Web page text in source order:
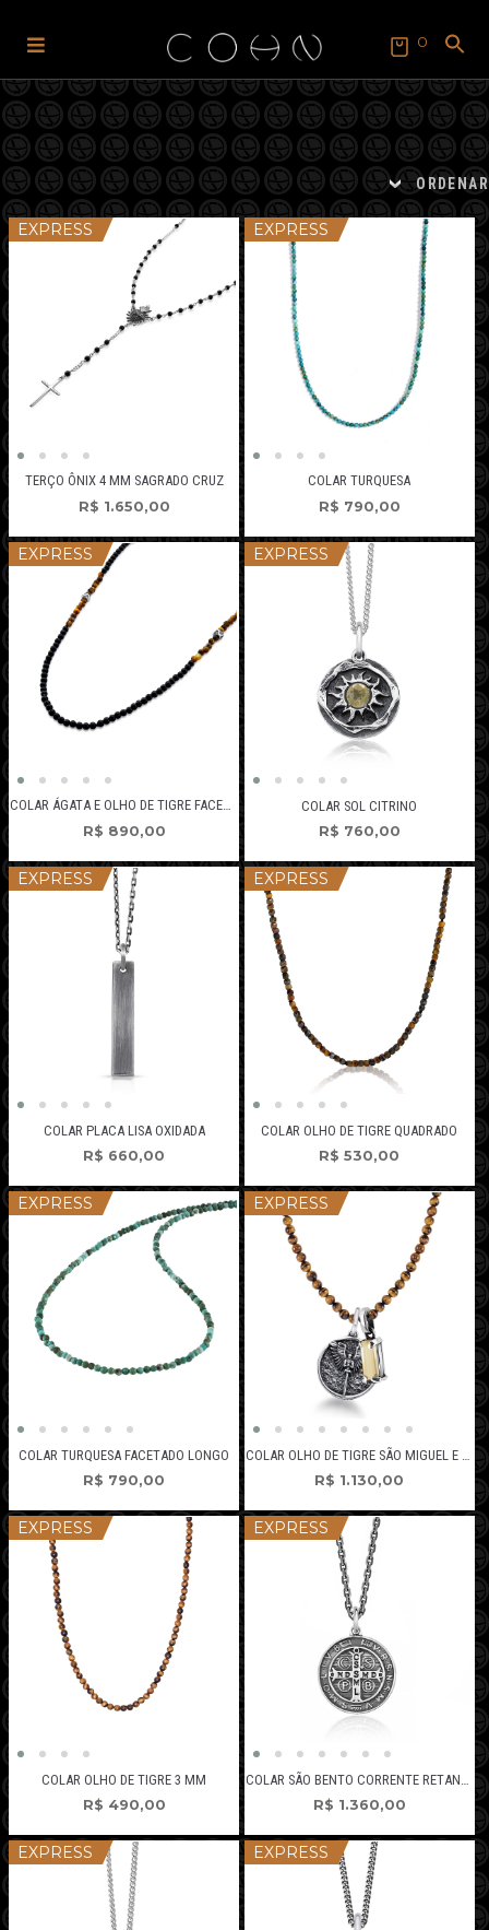
navegação
o
conteúdo
0
SEARCH
FOR:
Search Button
ORDENAR
EXPRESS
TERÇO ÔNIX 4 MM SAGRADO CRUZ
R$ 1.650,00
EXPRESS
COLAR TURQUESA
R$ 790,00
EXPRESS
COLAR ÁGATA E OLHO DE TIGRE FACETADO
R$ 890,00
EXPRESS
COLAR SOL CITRINO
R$ 760,00
EXPRESS
COLAR PLACA LISA OXIDADA
R$ 660,00
EXPRESS
COLAR OLHO DE TIGRE QUADRADO
R$ 530,00
EXPRESS
COLAR TURQUESA FACETADO LONGO
R$ 790,00
EXPRESS
R$ 1.130,00
EXPRESS
COLAR OLHO DE TIGRE 3 MM
R$ 490,00
EXPRESS
R$ 1.360,00
EXPRESS EXPRESS